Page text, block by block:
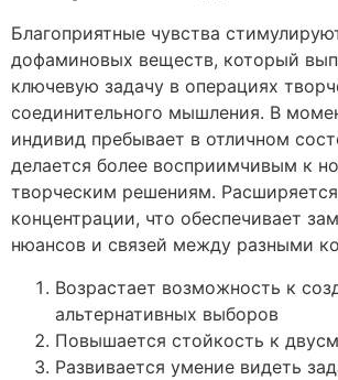
Благоприятные чувства
дофаминовых веществ, который
ключевую задачу в операциях
соединительного мышления. В
индивид пребывает в отличном
делается более восприимчивым к
творческим решениям.
концентрации, что обеспечивает
нюансов и связей между разными
Возрастает возможность к
альтернативных выборов
Повышается стойкость к
Развивается умение видеть